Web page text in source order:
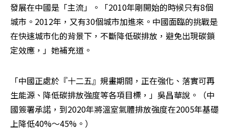
發展在中國是「主流」。「2010年剛開始的時候只有8個
城市。2012年，又有30個城市加進來。中國面臨的挑戰是
在快速城市化的背景下，不斷降低碳排放，避免出現碳鎖
定效應，」她補充道。
「中國正處於『十二五』規畫期間，正在強化、落實可再
生能源、降低碳排放強度等各項目標，」吳昌華說。（中
國簽署承諾，到2020年將溫室氣體排放強度在2005年基礎
上降低40%～45%。）